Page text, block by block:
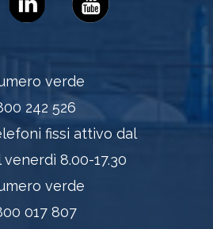
verde
242 526
fissi attivo dal
8.00-17.30
verde
017 807